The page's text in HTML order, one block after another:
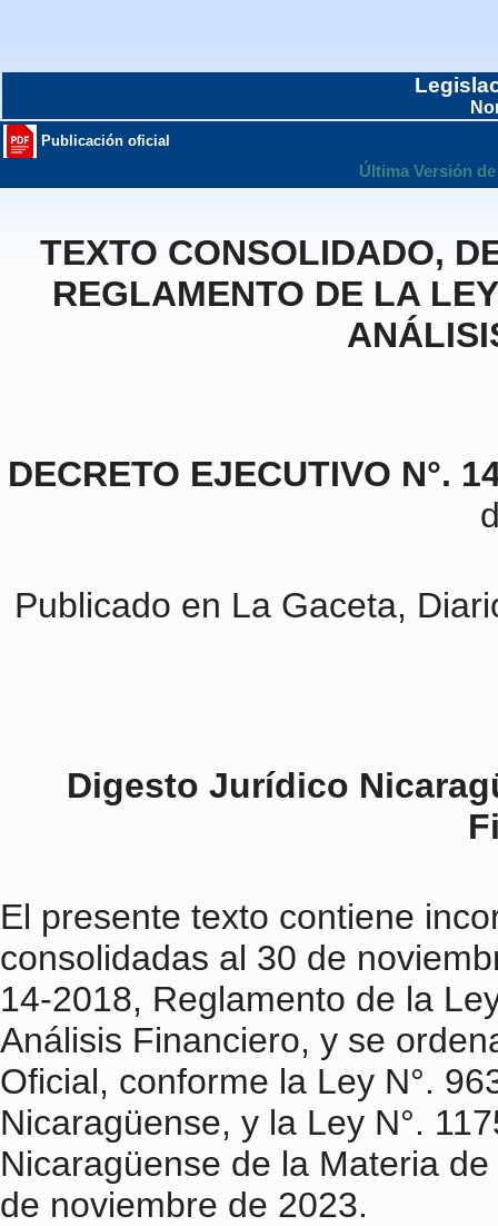
Publicación oficial
Última Versión
TEXTO CONSOLIDADO,
REGLAMENTO DE LA
DECRETO EJECUTIVO N°.
Publicado en La Gaceta,
Digesto Jurídico
El presente texto contiene
consolidadas al 30 de
14-2018, Reglamento de la
Análisis Financiero, y se
Oficial, conforme la Ley N°.
Nicaragüense, y la Ley N°.
Nicaragüense de la Materia
de noviembre de 2023.